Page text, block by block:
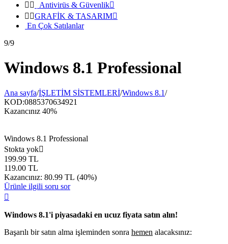
  Antivirüs & Güvenlik
 GRAFİK & TASARIM
En Çok Satılanlar
9/9
Windows 8.1 Professional
Ana sayfa/İŞLETİM SİSTEMLERİ/Windows 8.1/
KOD:0885370634921
Kazancınız 40%
Windows 8.1 Professional
Stokta yok
199.99 TL
119.00 TL
Kazancınız: 80.99 TL (40%)
Ürünle ilgili soru sor

Windows 8.1'i piyasadaki en ucuz fiyata satın alın!
Başarılı bir satın alma işleminden sonra hemen alacaksınız: